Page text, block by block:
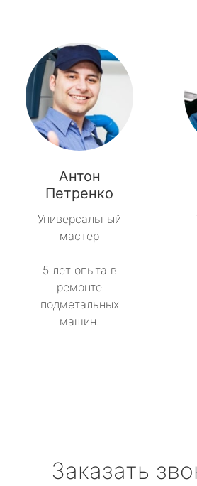
Форносово
Янино-1
Антон
Петренко
Универсальный
мастер
5 лет опыта в
ремонте
подметальных
машин.
Заказать